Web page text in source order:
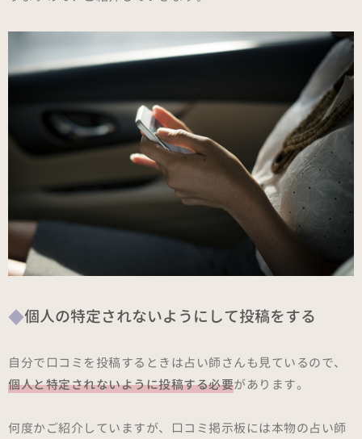
個人の特定されないようにして投稿をする
自分で口コミを投稿するときは占い師さんも見ているので、
個人と特定されないように投稿する必要があります。
何度かご紹介していますが、口コミ掲示板には本物の占い師